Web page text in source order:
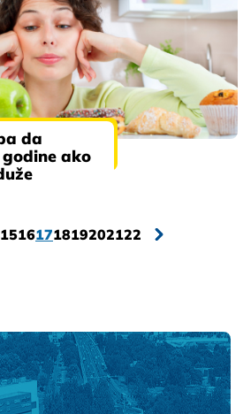
da
ako
1516171819202122